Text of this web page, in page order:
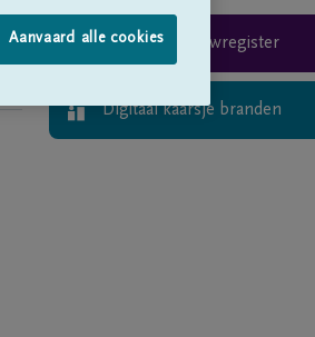
Rouwregister
Digitaal kaarsje branden
Aanvaard alle cookies